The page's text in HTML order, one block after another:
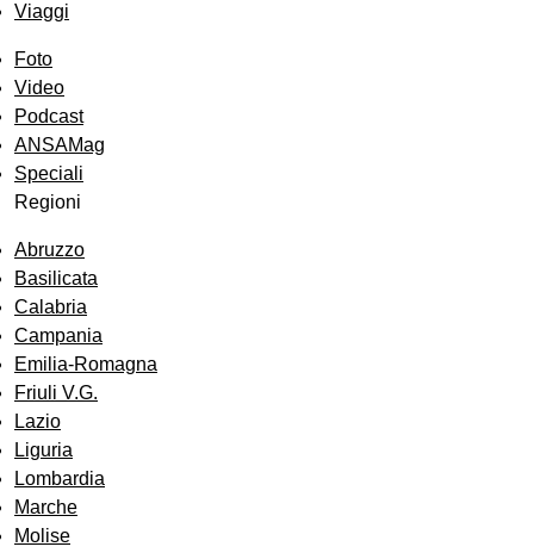
Viaggi
Foto
Video
Podcast
ANSAMag
Speciali
Regioni
Abruzzo
Basilicata
Calabria
Campania
Emilia-Romagna
Friuli V.G.
Lazio
Liguria
Lombardia
Marche
Molise